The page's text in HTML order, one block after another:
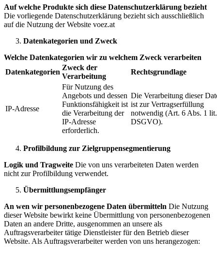
Auf welche Produkte sich diese Datenschutzerklärung bezieht
Die vorliegende Datenschutzerklärung bezieht sich ausschließlich
auf die Nutzung der Website voez.at
Datenkategorien und Zweck
Welche Datenkategorien wir zu welchem Zweck verarbeiten
Datenkategorien
Zweck der
Verarbeitung
Rechtsgrundlage
IP-Adresse
Für Nutzung des
Angebots und dessen
Funktionsfähigkeit ist
die Verarbeitung der
IP-Adresse
erforderlich.
Die Verarbeitung dieser
ist zur Vertragserfüllung
notwendig (Art. 6 Abs. 1
DSGVO).
Profilbildung zur Zielgruppensegmentierung
Logik und Tragweite Die von uns verarbeiteten Daten werden
nicht zur Profilbildung verwendet.
Übermittlungsempfänger
An wen wir personenbezogene Daten übermitteln Die Nutzung
dieser Website bewirkt keine Übermittlung von personenbezogenen
Daten an andere Dritte, ausgenommen an unsere als
Auftragsverarbeiter tätige Dienstleister für den Betrieb dieser
Website. Als Auftragsverarbeiter werden von uns herangezogen: